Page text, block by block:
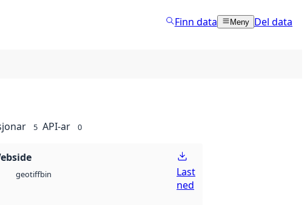
Finn data Meny Del data
5 API-ar 0
geotiffbin
Last
ned